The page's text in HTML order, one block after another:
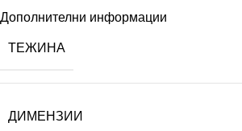
Дополнителни информации
ТЕЖИНА
ДИМЕНЗИИ